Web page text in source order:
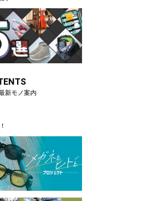
計を。G-
見た…
新モノ案内